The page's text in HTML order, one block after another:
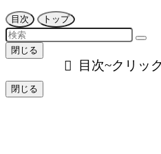
目次 トップ
閉じる
目次~クリッ
閉じる